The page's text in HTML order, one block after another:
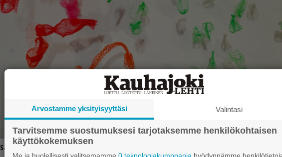
Sari Pietilän työ Meduusat on tehty elintarvikepakkauksina toimineista muovisista
Arvostamme yksityisyyttäsi Valintasi
Tarvitsemme suostumuksesi tarjotaksemme henkilökohtaisen
käyttökokemuksen
Me ja huolellisesti valitsemamme 0 teknologiakumppania hyödynnämme